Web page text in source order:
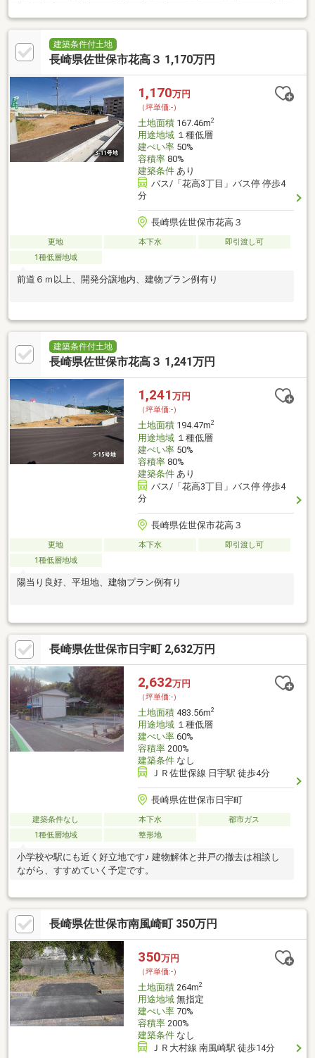
建築条件付土地
長崎県佐世保市花高３ 1,170万円
1,170万円
（坪単価:-）
土地面積167.46m2
用途地域１種低層
建ぺい率50%
容積率80%
建築条件あり
バス/「花高3丁目」バス停 停歩4
分
長崎県佐世保市花高３
更地 本下水
即引渡し可
1種低層地域
前道６ｍ以上、開発分譲地内、建物プラン例有り
建築条件付土地
長崎県佐世保市花高３ 1,241万円
1,241 万円
（坪単価:-）
土地面積194.47m2
用途地域１種低層
建ぺい率50%
容積率80%
建築条件あり
バス/「花高3丁目」バス停 停歩4
分
長崎県佐世保市花高３
更地 本下水
即引渡し可
1種低層地域
陽当り良好、平坦地、建物プラン例有り
長崎県佐世保市日宇町 2,632万円
2,632万円
（坪単価:-）
土地面積483.56m2
用途地域１種低層
建ぺい率60%
容積率200%
建築条件なし
ＪＲ佐世保線 日宇駅 徒歩4分
長崎県佐世保市日宇町
建築条件なし 本下水
都市ガス
1種低層地域
整形地
小学校や駅にも近く好立地です♪ 建物解体と井戸の撤去は相談し
ながら、すすめていく予定です。
長崎県佐世保市南風崎町 350万円
350万円
（坪単価:-）
土地面積264m2
用途地域無指定
建ぺい率70%
容積率200%
建築条件なし
ＪＲ大村線 南風崎駅 徒歩14分